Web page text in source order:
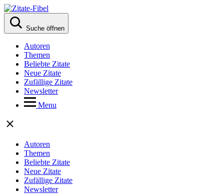
Suche öffnen
Autoren
Themen
Beliebte Zitate
Neue Zitate
Zufällige Zitate
Newsletter
Menu
Autoren
Themen
Beliebte Zitate
Neue Zitate
Zufällige Zitate
Newsletter